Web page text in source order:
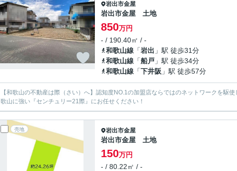
岩出市金屋
岩出市金屋 土地
850万円
- / 190.40㎡ / -
和歌山線 「岩出 」駅 徒歩31分
和歌山線 「船戸 」駅 徒歩34分
和歌山線 「下井阪 」駅 徒歩57分
【和歌山の不動産は際（さい）へ】認知度NO.1の加盟店ならではのネットワークを駆
歌山に強い『センチュリー21際』にお任せください！
売地 岩出市金屋
岩出市金屋 土地
150万円
- / 80.22㎡ / -